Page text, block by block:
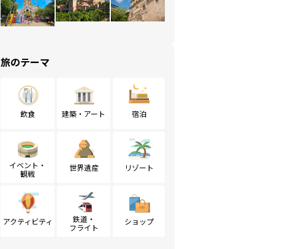
旅のテーマ
飲食 建築・アート 宿泊
イベント・
観戦
世界遺産 リゾート
アクティビティ
鉄道・
フライト
ショップ